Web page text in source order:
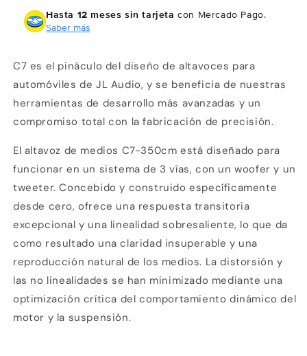
rango
medio
de
pulgadas
(90
simple
medio
pulgadas
(90
simple
Hasta 12 meses sin tarjeta con Mercado Pago.
Saber más
C7 es el pináculo del diseño de altavoces para
automóviles de JL Audio, y se beneficia de nuestras
herramientas de desarrollo más avanzadas y un
compromiso total con la fabricación de precisión.
El altavoz de medios C7-350cm está diseñado para
funcionar en un sistema de 3 vías, con un woofer y un
tweeter. Concebido y construido específicamente
desde cero, ofrece una respuesta transitoria
excepcional y una linealidad sobresaliente, lo que da
como resultado una claridad insuperable y una
reproducción natural de los medios. La distorsión y
las no linealidades se han minimizado mediante una
optimización crítica del comportamiento dinámico del
motor y la suspensión.